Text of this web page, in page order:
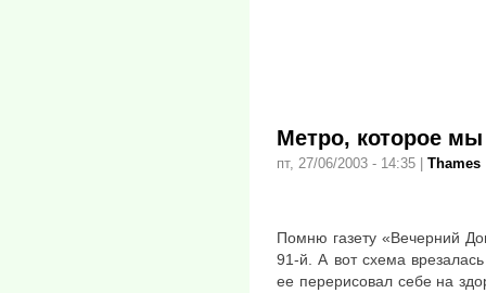
Метро, которое мы
пт, 27/06/2003 - 14:35 | Thames
Помню газету «Вечерний
91-й. А вот схема
ее перерисовал себе на